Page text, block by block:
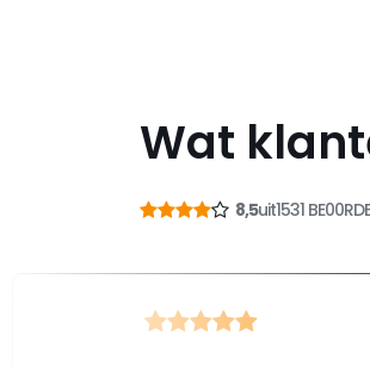
Wat
8,5uit1531